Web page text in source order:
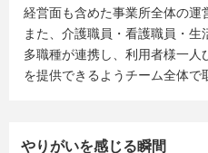
経営面も含めた事業所全体の運
また、介護職員・看護職員・
多職種が連携し、利用者様一
を提供できるようチーム全体で
やりがいを感じる瞬間